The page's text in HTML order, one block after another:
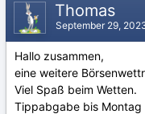
Thomas
September 29,
Hallo zusammen,
eine weitere
Viel Spaß beim Wetten.
Tippabgabe bis Montag